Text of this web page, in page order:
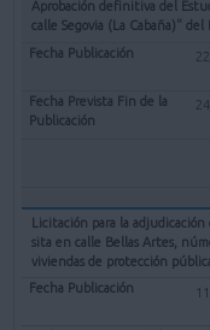
Aprobación definitiva del
calle Segovia (La Cabaña)" del
Licitación para la
sita en calle Bellas Artes,
viviendas de protección